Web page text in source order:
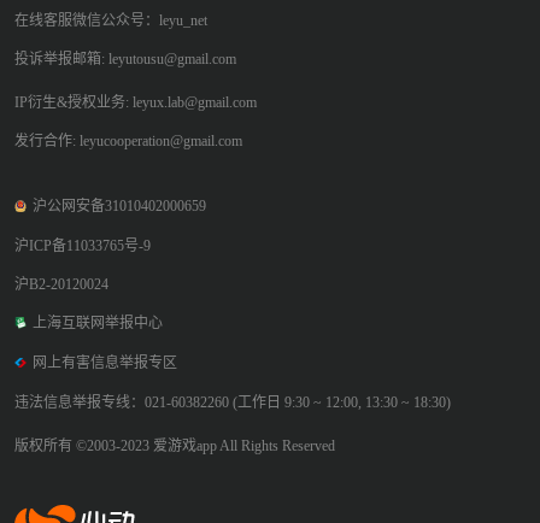
在线客服微信公众号：leyu_net
投诉举报邮箱: leyutousu@gmail.com
IP衍生&授权业务: leyux.lab@gmail.com
发行合作: leyucooperation@gmail.com
沪公网安备31010402000659
沪ICP备11033765号-9
沪B2-20120024
上海互联网举报中心
网上有害信息举报专区
违法信息举报专线：021-60382260 (工作日 9:30 ~ 12:00, 13:30 ~ 18:30)
版权所有 ©2003-2023 爱游戏app All Rights Reserved
爱游戏app体育